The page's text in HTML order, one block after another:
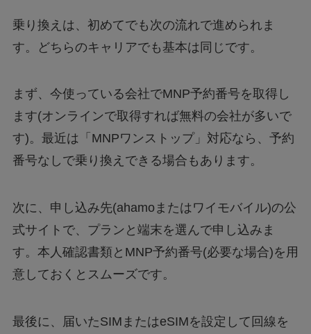
乗り換えは、初めてでも次の流れで進められま
す。どちらのキャリアでも基本は同じです。
まず、今使っている会社でMNP予約番号を取得し
ます(オンラインで取得すれば無料の会社が多いで
す)。最近は「MNPワンストップ」対応なら、予約
番号なしで乗り換えできる場合もあります。
次に、申し込み先(ahamoまたはワイモバイル)の公
式サイトで、プランと端末を選んで申し込みま
す。本人確認書類とMNP予約番号(必要な場合)を用
意しておくとスムーズです。
最後に、届いたSIMまたはeSIMを設定して回線を